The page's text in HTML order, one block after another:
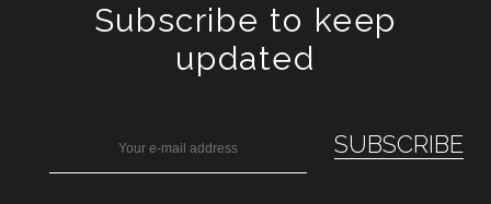
Subscribe to keep
updated